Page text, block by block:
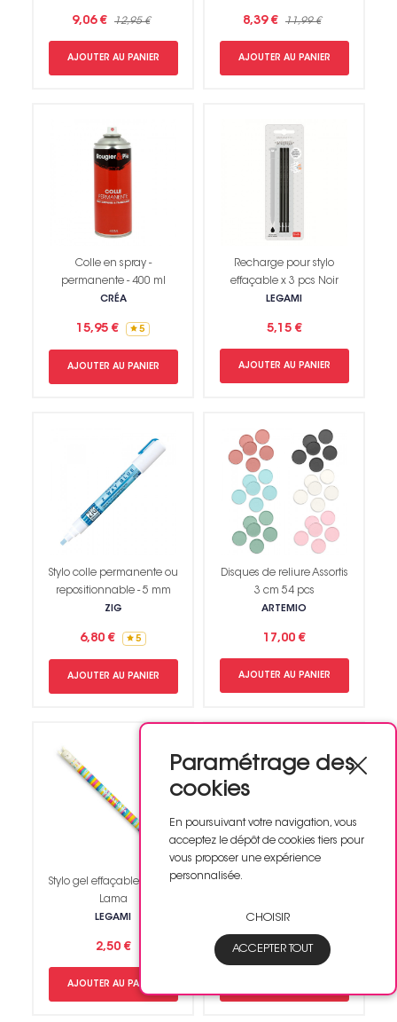
9,06 € 12,95 €
AJOUTER AU PANIER
8,39 € 11,99 €
AJOUTER AU PANIER
Colle en spray -
permanente - 400 ml
CRÉA
15,95 € 5
AJOUTER AU PANIER
Recharge pour stylo
effaçable x 3 pcs Noir
LEGAMI
5,15 €
AJOUTER AU PANIER
Stylo colle permanente ou
repositionnable - 5 mm
ZIG
6,80 € 5
AJOUTER AU PANIER
Disques de reliure Assortis
3 cm 54 pcs
ARTEMIO
17,00 €
AJOUTER AU PANIER
Stylo gel effaçable Animal
Lama
LEGAMI
2,50 €
AJOUTER AU PANIER
GRAINE CREATIVE
27,20 €
Paramétrage des
cookies
En poursuivant votre navigation, vous
acceptez le dépôt de cookies tiers pour
vous proposer une expérience
personnalisée.
CHOISIR
ACCEPTER TOUT